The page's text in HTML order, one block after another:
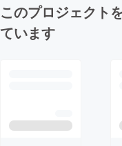
このプロジェクト
ています